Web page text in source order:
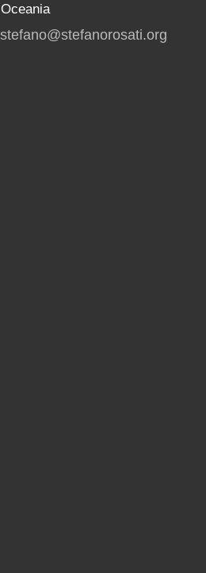
Oceania
stefano@stefanorosati.org